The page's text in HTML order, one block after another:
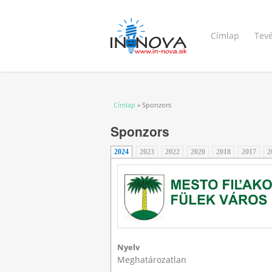
Címlap
Jelenlegi hely
Címlap » Sponzors
Sponzors
2024 (aktív fül)
2023 2022 2020 2018 2017
Nyelv
Meghatározatlan